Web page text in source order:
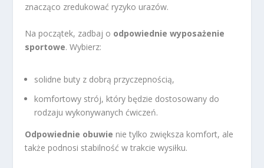
znacząco zredukować ryzyko urazów.
Na początek, zadbaj o odpowiednie wyposażenie
sportowe. Wybierz:
solidne buty z dobrą przyczepnością,
komfortowy strój, który będzie dostosowany do
rodzaju wykonywanych ćwiczeń.
Odpowiednie obuwie nie tylko zwiększa komfort, ale
także podnosi stabilność w trakcie wysiłku.